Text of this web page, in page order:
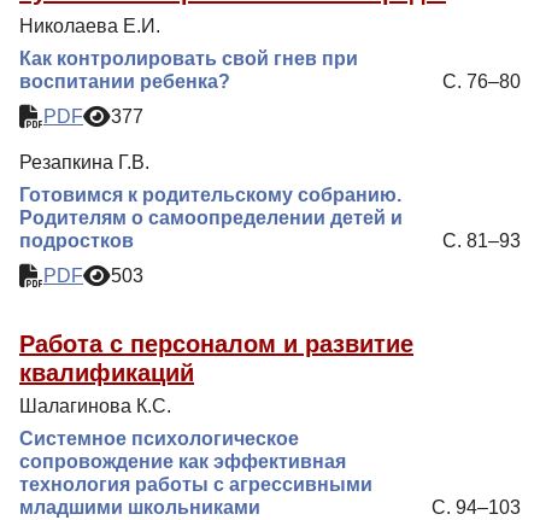
Николаева Е.И.
Как контролировать свой гнев при
воспитании ребенка?
С. 76–80
PDF
377
Резапкина Г.В.
Готовимся к родительскому собранию.
Родителям о самоопределении детей и
подростков
С. 81–93
PDF
503
Работа с персоналом и развитие
квалификаций
Шалагинова К.С.
Системное психологическое
сопровождение как эффективная
технология работы с агрессивными
младшими школьниками
С. 94–103